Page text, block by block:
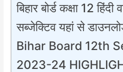
बिहार बोर्ड कक्षा 12
सब्जेक्टिव यहां से
Bihar Board 12th
2023-24